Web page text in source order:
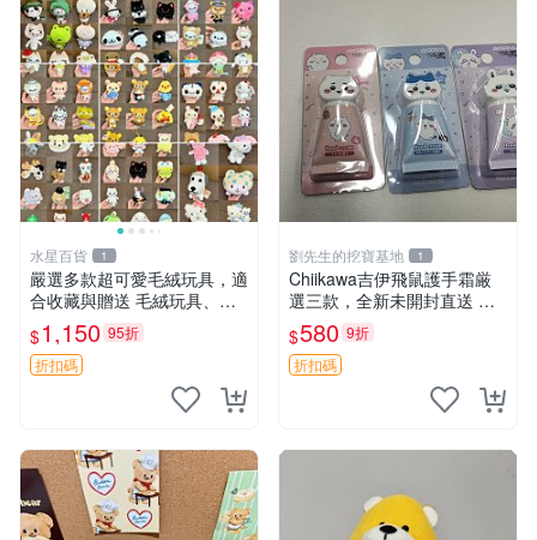
水星百貨 1
嚴選多款超可愛毛絨玩具，適
合收藏與贈送 毛絨玩具、抱
枕、公仔
$1,150 95折
折扣碼
劉先生的挖寶基地 1
Chiikawa吉伊飛鼠護手霜厳
選三款，全新未開封直送 飛
鼠 護手霜 吉伊三款 新貨
$580 9折
折扣碼